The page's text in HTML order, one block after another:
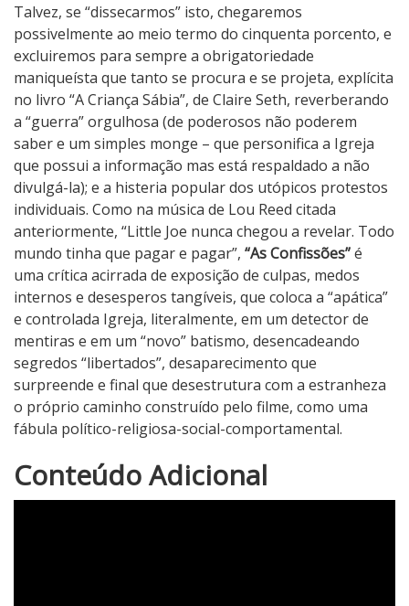
Talvez, se “dissecarmos” isto, chegaremos
possivelmente ao meio termo do cinquenta porcento, e
excluiremos para sempre a obrigatoriedade
maniqueísta que tanto se procura e se projeta, explícita
no livro “A Criança Sábia”, de Claire Seth, reverberando
a “guerra” orgulhosa (de poderosos não poderem
saber e um simples monge – que personifica a Igreja
que possui a informação mas está respaldado a não
divulgá-la); e a histeria popular dos utópicos protestos
individuais. Como na música de Lou Reed citada
anteriormente, “Little Joe nunca chegou a revelar. Todo
mundo tinha que pagar e pagar”, “As Confissões”é
uma crítica acirrada de exposição de culpas, medos
internos e desesperos tangíveis, que coloca a “apática”
e controlada Igreja, literalmente, em um detector de
mentiras e em um “novo” batismo, desencadeando
segredos “libertados”, desaparecimento que
surpreende e final que desestrutura com a estranheza
o próprio caminho construído pelo filme, como uma
fábula político-religiosa-social-comportamental.
N
o
Conteúdo Adicional